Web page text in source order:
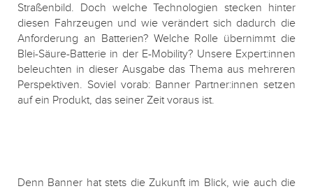
Straßenbild. Doch welche Technologien stecken hinter
diesen Fahrzeugen und wie verändert sich dadurch die
Anforderung an Batterien? Welche Rolle übernimmt die
Blei-Säure-Batterie in der E-Mobility? Unsere Expert:innen
beleuchten in dieser Ausgabe das Thema aus mehreren
Perspektiven. Soviel vorab: Banner Partner:innen setzen
auf ein Produkt, das seiner Zeit voraus ist.
Denn Banner hat stets die Zukunft im Blick, wie auch die